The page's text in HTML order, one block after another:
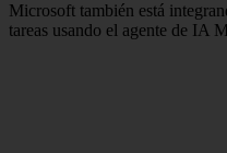
Microsoft también está
tareas usando el agente de IA